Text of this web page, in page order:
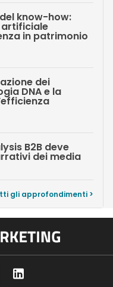
know-how:
artificiale
in patrimonio
dei
DNA e la
B2B deve
dei media
gli approfondimenti >